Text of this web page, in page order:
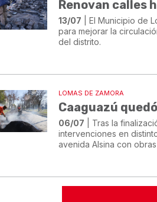
Renovan calles
13/07 | El Municipio de
para mejorar la
del distrito.
LOMAS DE ZAMORA
Caaguazú
06/07 | Tras la
intervenciones en
avenida Alsina con